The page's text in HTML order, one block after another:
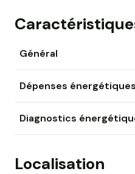
Général
Dépenses énergétiques
Diagnostics
Localisation